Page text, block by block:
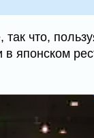
так что,
японском